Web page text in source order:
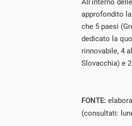
All’interno
approfondito
che 5 paesi
dedicato la
rinnovabile, 4
Slovacchia) e
FONTE:
(consultati: